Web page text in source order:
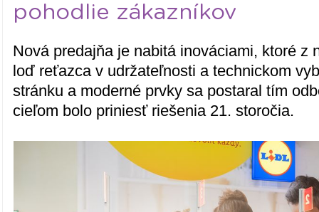
pohodlie zákazníkov
Nová predajňa je nabitá inováciami, ktoré z
loď reťazca v udržateľnosti a technickom
stránku a moderné prvky sa postaral tím
cieľom bolo priniesť riešenia 21. storočia.